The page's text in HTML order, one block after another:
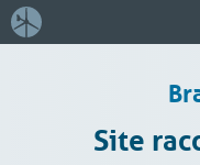
Site